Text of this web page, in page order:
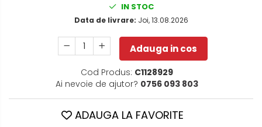
IN STOC
Data de livrare: Joi, 13.08.2026
Adauga in cos
Cod Produs: C1128929
Ai nevoie de ajutor? 0756 093 803
ADAUGA LA FAVORITE